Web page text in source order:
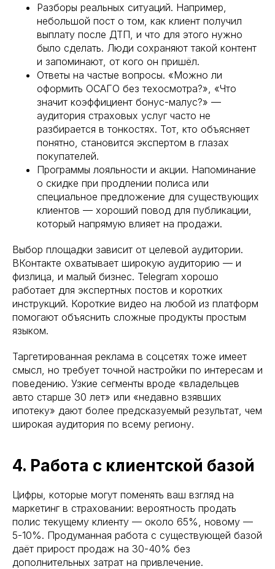
Разборы реальных ситуаций. Например,
небольшой пост о том, как клиент получил
выплату после ДТП, и что для этого нужно
было сделать. Люди сохраняют такой контент
и запоминают, от кого он пришёл.
Ответы на частые вопросы. «Можно ли
оформить ОСАГО без техосмотра?», «Что
значит коэффициент бонус-малус?» —
аудитория страховых услуг часто не
разбирается в тонкостях. Тот, кто объясняет
понятно, становится экспертом в глазах
покупателей.
Программы лояльности и акции. Напоминание
о скидке при продлении полиса или
специальное предложение для существующих
клиентов — хороший повод для публикации,
который напрямую влияет на продажи.
Выбор площадки зависит от целевой аудитории.
ВКонтакте охватывает широкую аудиторию — и
физлица, и малый бизнес. Telegram хорошо
работает для экспертных постов и коротких
инструкций. Короткие видео на любой из платформ
помогают объяснить сложные продукты простым
языком.
Таргетированная реклама в соцсетях тоже имеет
смысл, но требует точной настройки по интересам и
поведению. Узкие сегменты вроде «владельцев
авто старше 30 лет» или «недавно взявших
ипотеку» дают более предсказуемый результат, чем
широкая аудитория по всему региону.
4. Работа с клиентской базой
Цифры, которые могут поменять ваш взгляд на
маркетинг в страховании: вероятность продать
полис текущему клиенту — около 65%, новому —
5-10%. Продуманная работа с существующей базой
даёт прирост продаж на 30-40% без
дополнительных затрат на привлечение.